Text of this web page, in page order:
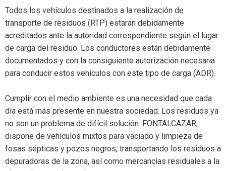
Todos los vehículos destinados a la realización de
transporte de residuos (RTP) estarán debidamente
acreditados ante la autoridad correspondiente según el lugar
de carga del residuo. Los conductores están debidamente
documentados y con la consiguiente autorización necesaria
para conducir estos vehículos con este tipo de carga (ADR).
Cumplir con el medio ambiente es una necesidad que cada
día está más presente en nuestra sociedad. Los residuos ya
no son un problema de difícil solución. FONTALCAZAR,
dispone de vehículos mixtos para vaciado y limpieza de
fosas sépticas y pozos negros, transportando los residuos a
depuradoras de la zona, así como mercancías residuales a la